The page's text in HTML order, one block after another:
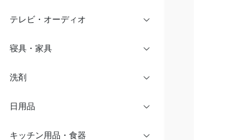
テレビ・オーディオ
寝具・家具
洗剤
日用品